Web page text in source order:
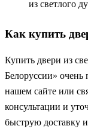
из светлого
Как купить
Купить двери из
Белоруссии» очень
нашем сайте или
консультации и
быструю доставку